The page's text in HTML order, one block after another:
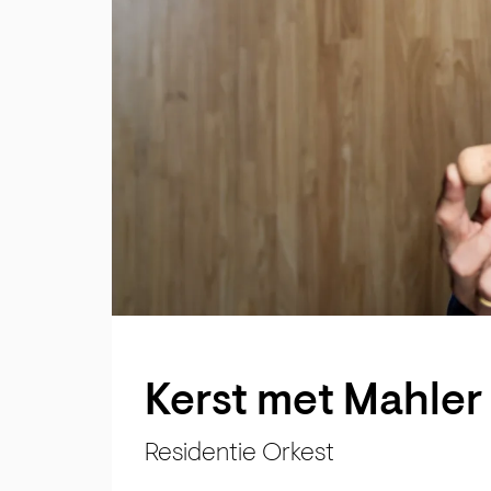
Kerst met Mahler
Residentie Orkest